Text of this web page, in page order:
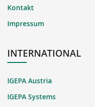
Kontakt
Impressum
INTERNATIONAL
IGEPA Austria
IGEPA Systems